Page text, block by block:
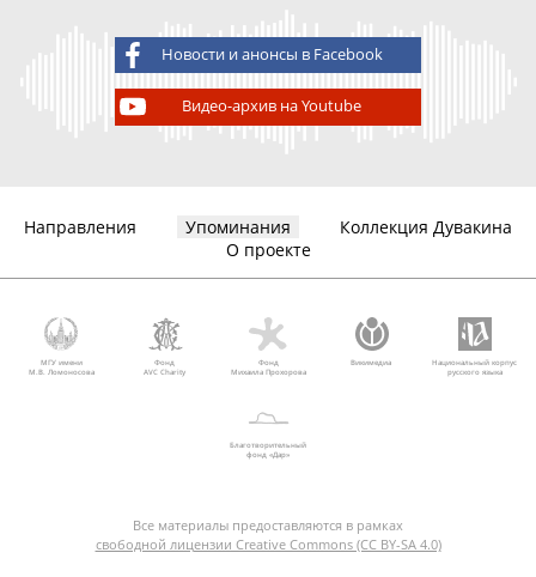
Новости и анонсы в Facebook
Видео-архив на Youtube
Направления Упоминания
Коллекция Дувакина
О проекте
МГУ имени
М.В. Ломоносова
Фонд
AVC Charity
Фонд
Михаила Прохорова
Викимедиа
Национальный корпус
русского языка
Благотворительный
фонд «Дар»
Все материалы предоставляются в рамках
свободной лицензии Creative Commons (CC BY-SA 4.0)